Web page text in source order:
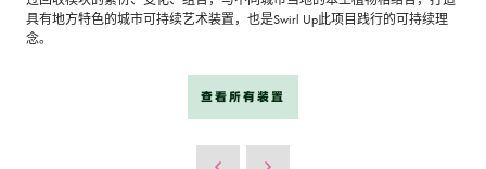
具有地方特色的城市可持续艺术装置，也是Swirl Up此项目践行的可持续理
念。
查看所有装置